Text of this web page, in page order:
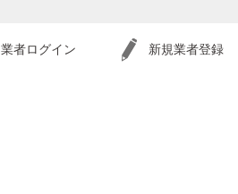
業者ログイン 新規業者登録